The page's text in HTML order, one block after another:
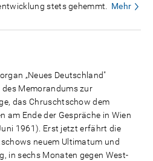
stets gehemmt.
Mehr
„Neues Deutschland"
Memorandums zur
das Chruschtschow dem
am Ende der Gespräche in Wien
1961). Erst jetzt erfährt die
neuem Ultimatum und
in sechs Monaten gegen West-